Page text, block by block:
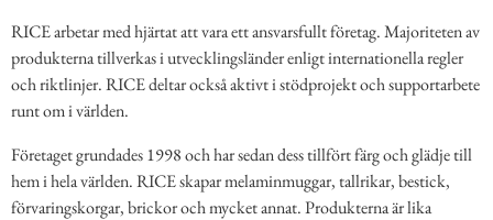
RICE arbetar med hjärtat att vara ett ansvarsfullt företag. Majoriteten av
produkterna tillverkas i utvecklingsländer enligt internationella regler
och riktlinjer. RICE deltar också aktivt i stödprojekt och supportarbete
runt om i världen.
Företaget grundades 1998 och har sedan dess tillfört färg och glädje till
hem i hela världen. RICE skapar melaminmuggar, tallrikar, bestick,
förvaringskorgar, brickor och mycket annat. Produkterna är lika